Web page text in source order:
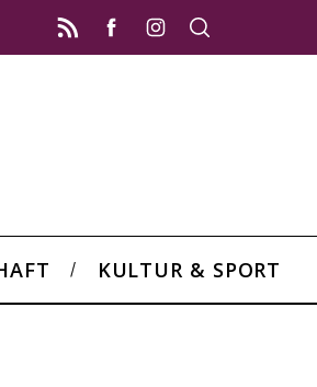
KULTUR & SPORT